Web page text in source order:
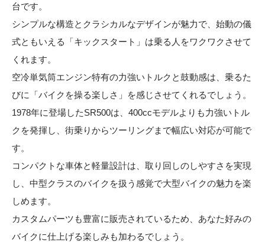
台です。
シンプルな構造とクラシカルなデザインが魅力で、始動の儀
式ともいえる「キックスタート」は乗る人をワクワクさせて
くれます。
空冷単気筒エンジン特有の力強いトルクと鼓動感は、乗るた
びに「バイクを操る楽しさ」を感じさせてくれるでしょう。
1978年に登場したSR500は、400ccモデルよりも力強いトル
クを発揮し、街乗りからツーリングまで幅広い対応が可能で
す。
コンパクトな車体と軽量設計は、取り回しのしやすさを実現
し、中型クラスのバイクを扱う感覚で大型バイクの魅力を楽
しめます。
カスタムパーツも豊富に販売されているため、あなた好みの
バイクに仕上げる楽しみも加わるでしょう。